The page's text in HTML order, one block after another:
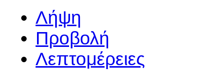
Λήψη
Προβολή
Λεπτομέρειες